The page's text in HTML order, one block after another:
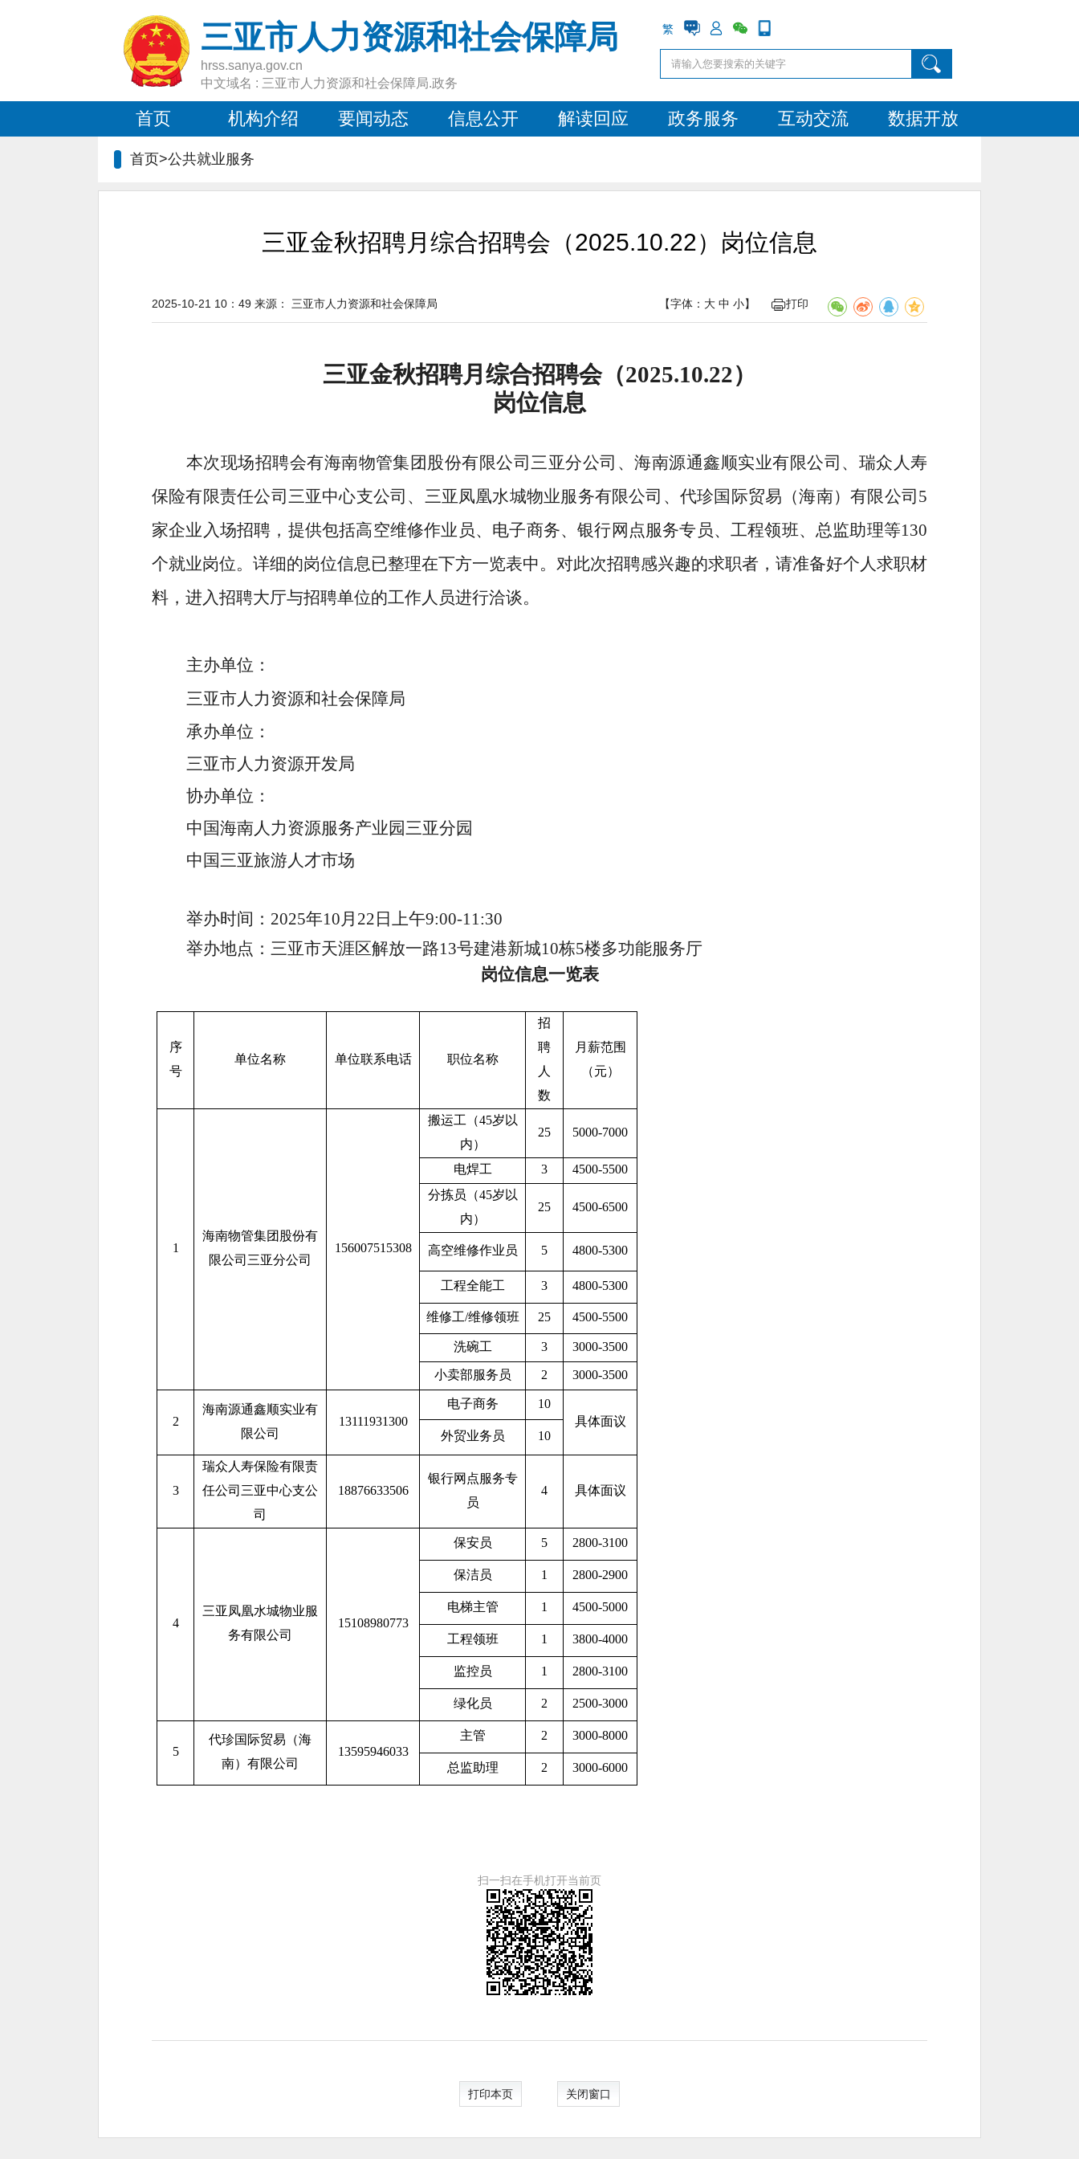
三亚市人力资源和社会保障局
hrss.sanya.gov.cn
中文域名 : 三亚市人力资源和社会保障局.政务
繁
首页 机构介绍 要闻动态 信息公开 解读回应 政务服务 互动交流 数据开放
首页>公共就业服务
三亚金秋招聘月综合招聘会（2025.10.22）岗位信息
【字体： 大 中 小】 打印
2025-10-21 10：49 来源： 三亚市人力资源和社会保障局
三亚金秋招聘月综合招聘会（2025.10.22）
岗位信息
本次现场招聘会有海南物管集团股份有限公司三亚分公司、海南源通鑫顺实业有限公司、瑞众人寿
保险有限责任公司三亚中心支公司、三亚凤凰水城物业服务有限公司、代珍国际贸易（海南）有限公司5
家企业入场招聘，提供包括高空维修作业员、电子商务、银行网点服务专员、工程领班、总监助理等130
个就业岗位。详细的岗位信息已整理在下方一览表中。对此次招聘感兴趣的求职者，请准备好个人求职材
料，进入招聘大厅与招聘单位的工作人员进行洽谈。
主办单位：
三亚市人力资源和社会保障局
承办单位：
三亚市人力资源开发局
协办单位：
中国海南人力资源服务产业园三亚分园
中国三亚旅游人才市场
举办时间：2025年10月22日上午9:00-11:30
举办地点：三亚市天涯区解放一路13号建港新城10栋5楼多功能服务厅
岗位信息一览表
序
号
单位名称 单位联系电话 职位名称
招
聘
人
数
月薪范围
（元）
1
海南物管集团股份有
限公司三亚分公司
156007515308
搬运工（45岁以
内）
25 5000-7000
电焊工 3
4500-5500
分拣员（45岁以
内）
25 4500-6500
高空维修作业员 5 4800-5300
工程全能工 3 4800-5300
维修工/维修领班 25 4500-5500
洗碗工 3 3000-3500
小卖部服务员 2 3000-3500
2
海南源通鑫顺实业有
限公司
13111931300
电子商务
10
具体面议
外贸业务员
10
3
瑞众人寿保险有限责
任公司三亚中心支公
司
18876633506
银行网点服务专
员
4 具体面议
4
三亚凤凰水城物业服
务有限公司
15108980773
保安员 5 2800-3100
保洁员 1 2800-2900
电梯主管 1 4500-5000
工程领班 1 3800-4000
监控员 1 2800-3100
绿化员 2 2500-3000
5
代珍国际贸易（海
南）有限公司
13595946033
主管 2 3000-8000
总监助理 2 3000-6000
扫一扫在手机打开当前页
打印本页 关闭窗口